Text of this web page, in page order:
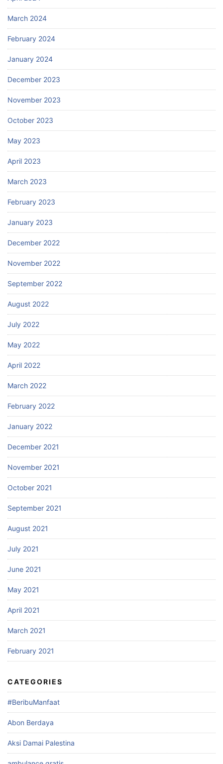
March 2024
February 2024
January 2024
December 2023
November 2023
October 2023
May 2023
April 2023
March 2023
February 2023
January 2023
December 2022
November 2022
September 2022
August 2022
July 2022
May 2022
April 2022
March 2022
February 2022
January 2022
December 2021
November 2021
October 2021
September 2021
August 2021
July 2021
June 2021
May 2021
April 2021
March 2021
February 2021
CATEGORIES
#BeribuManfaat
Abon Berdaya
Aksi Damai Palestina